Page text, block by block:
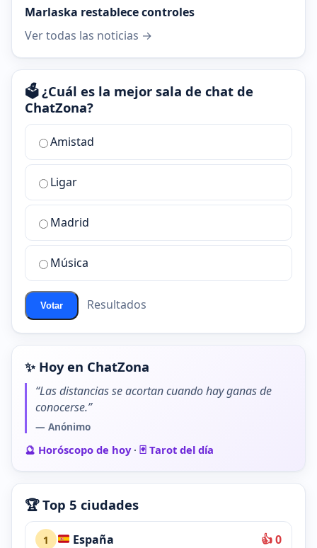
Marlaska restablece controles
Ver todas las noticias →
🗳️ ¿Cuál es la mejor sala de chat de
ChatZona?
¿Cuál
la
mejor
sala
chat
ChatZona?
Amistad
Ligar
Madrid
Música
Votar Resultados
✨ Hoy en ChatZona
“Las distancias se acortan cuando hay ganas de
conocerse.”
— Anónimo
🔮 Horóscopo de hoy· 🃏 Tarot del día
🏆 Top 5 ciudades
1 España 👍 0